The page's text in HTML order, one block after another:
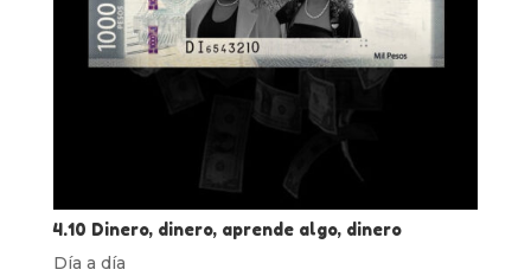
4.10 Dinero, dinero, aprende algo, dinero
Día a día